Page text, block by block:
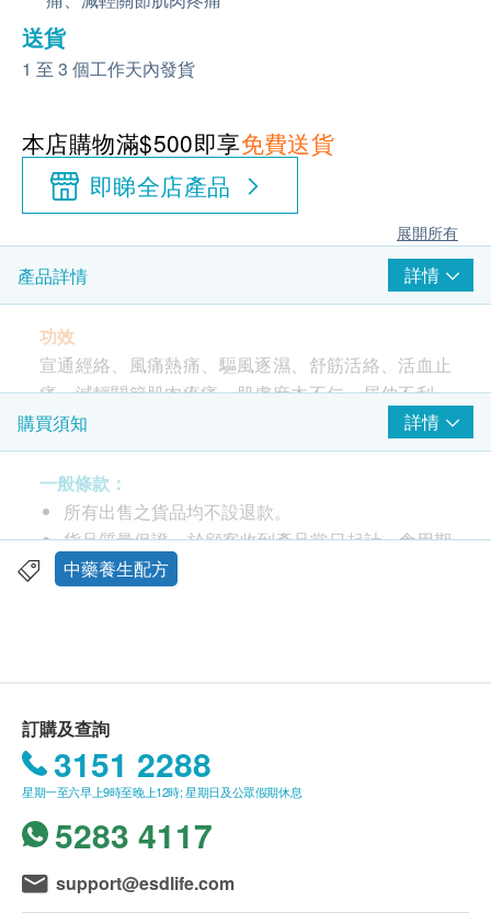
送貨
1 至 3 個工作天內發貨
本店購物滿$500即享免費送貨
即睇全店產品
展開所有
產品詳情 詳情
功效
宣通經絡、風痛熱痛、驅風逐濕、舒筋活絡、活血止
痛、減輕關節肌肉疼痛、肌膚麻木不仁、屈伸不利、
倦怠乏力、腰膝痠軟、手足痺痛、燙火灼傷、蚊蟲咬
傷及頭痛肚痛等
中成藥註冊編號: HKC-11535
適合人士
撞傷、扭傷、跌傷、抽筋、運動後肌肉酸痛、手足痲
金庄黑鬼油｣，用掌心於患處部位揉擦按摩，每次按摩
約10分鐘，每日二至三次，因症輕重酌情應用。(只供
外用)
成份
冬青油、松节油、樟脑、薄荷素油、香芧油、松油
購買須知 詳情
一般條款：
所有出售之貨品均不設退款。
貨品質量保證，於顧客收到產品當日起計，食用期
應最少有12個月或以上。
購買 鴻運貿易(國際)有限公司 產品總額滿
HK$500，即可享本地免費送貨服務。賬單總額未
滿HK$500需附加HK$30運費。
送貨服務不適用於偏遠地區及離島(例如馬灣、機
場、愉景灣、等地區)
我們將於確定訂單後1-3個工作天內安排發貨。
本公司之農歷新年假期將會於2026年2月16日(年廿
中藥養生配方
訂購及查詢
3151 2288
星期一至六早上9時至晚上12時; 星期日及公眾假期休息
5283 4117
support@esdlife.com